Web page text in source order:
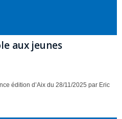
aux jeunes
édition d’Aix du 28/11/2025 par Eric